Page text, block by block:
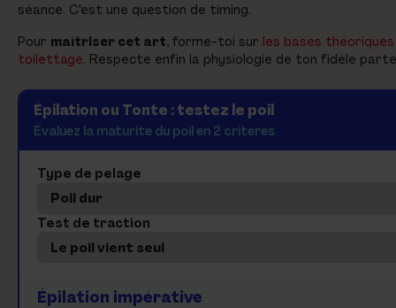
séance. C'est une question de timing.
Pour maîtriser cet art, forme-toi sur les bases théoriques
toilettage. Respecte enfin la physiologie de ton fidèle
Épilation ou Tonte : testez le poil
Évaluez la maturité du poil en 2 critères
Type de pelage
Test de traction
Épilation impérative